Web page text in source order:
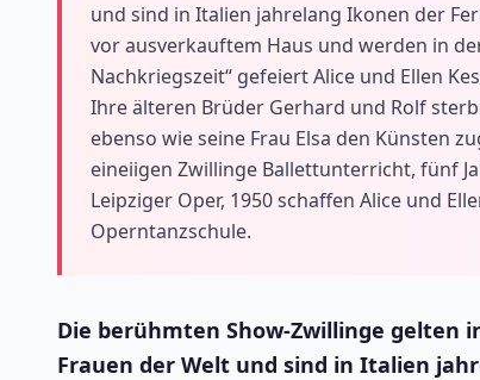
und sind in Italien jahrelang Ikonen der
vor ausverkauftem Haus und werden in
Nachkriegszeit“ gefeiert Alice und Ellen
Ihre älteren Brüder Gerhard und Rolf
ebenso wie seine Frau Elsa den Künsten
eineiigen Zwillinge Ballettunterricht, fünf
Leipziger Oper, 1950 schaffen Alice und
Operntanzschule.
Die berühmten Show-Zwillinge gelten
Frauen der Welt und sind in Italien